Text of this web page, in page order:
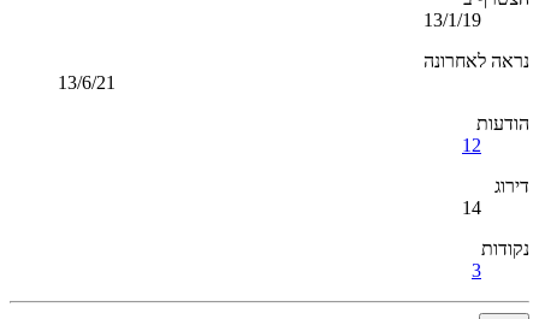
13/1/19
נראה לאחרונה
13/6/21
הודעות
12
דירוג
14
נקודות
3